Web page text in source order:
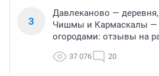
3
Давлеканово —
Чишмы и Кармаскалы —
огородами: отзывы на
37 076 20